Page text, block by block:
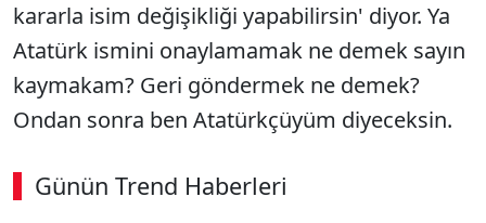
kararla isim değişikliği yapabilirsin' diyor. Ya
Atatürk ismini onaylamamak ne demek sayın
kaymakam? Geri göndermek ne demek?
Ondan sonra ben Atatürkçüyüm diyeceksin.
Günün Trend Haberleri